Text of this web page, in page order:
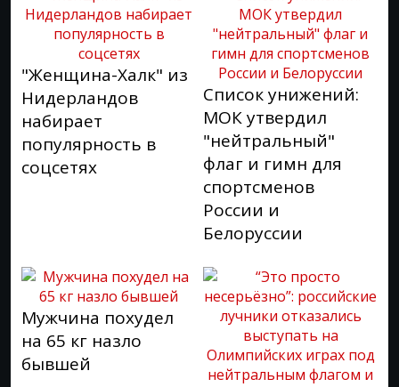
"Женщина-Халк" из
Нидерландов
набирает
популярность в
соцсетях
Список унижений:
МОК утвердил
"нейтральный"
флаг и гимн для
спортсменов
России и
Белоруссии
Мужчина похудел
на 65 кг назло
бывшей